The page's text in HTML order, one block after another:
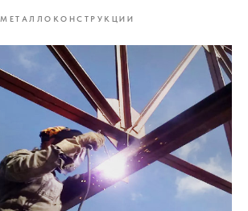
МЕТАЛЛОКОНСТРУКЦИИ